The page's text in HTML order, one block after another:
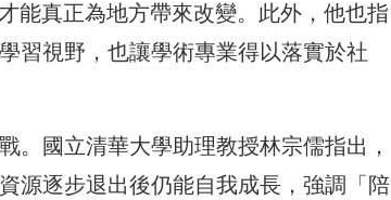
能真正為地方帶來改變。此外，他也指
習視野，也讓學術專業得以落實於社
。國立清華大學助理教授林宗儒指出，
源逐步退出後仍能自我成長，強調「陪